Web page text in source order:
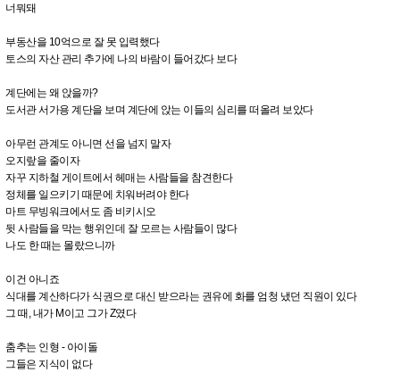
너뭐돼
부동산을 10억으로 잘 못 입력했다
토스의 자산 관리 추가에 나의 바람이 들어갔다 보다
계단에는 왜 앉을까?
도서관 서가용 계단을 보며 계단에 앉는 이들의 심리를 떠올려 보았다
아무런 관계도 아니면 선을 넘지 말자
오지랖을 줄이자
자꾸 지하철 게이트에서 헤매는 사람들을 참견한다
정체를 일으키기 때문에 치워버려야 한다
마트 무빙워크에서도 좀 비키시오
뒷 사람들을 막는 행위인데 잘 모르는 사람들이 많다
나도 한 때는 몰랐으니까
이건 아니죠
식대를 계산하다가 식권으로 대신 받으라는 권유에 화를 엄청 냈던 직원이 있다
그 때, 내가 M이고 그가 Z였다
춤추는 인형 - 아이돌
그들은 지식이 없다